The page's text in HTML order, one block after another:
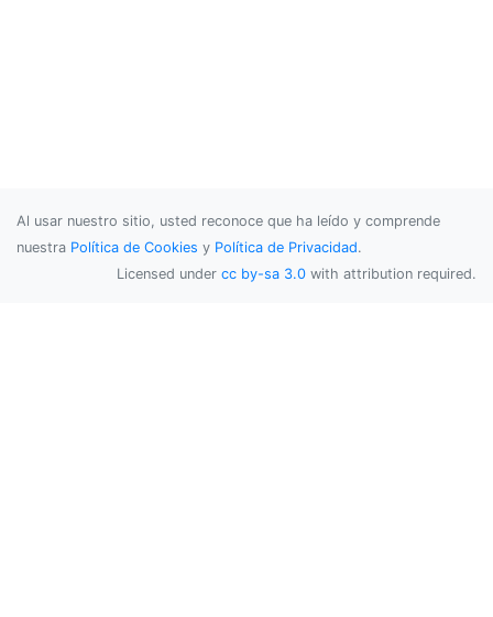
Al usar nuestro sitio, usted reconoce que ha leído y comprende
nuestra Política de Cookies y Política de Privacidad.
Licensed under cc by-sa 3.0 with attribution required.